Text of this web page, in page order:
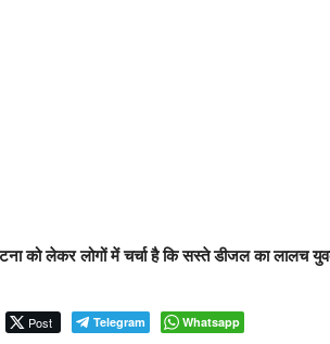
को लेकर लोगों में चर्चा है कि सस्ते डीजल का लालच
Post Telegram Whatsapp